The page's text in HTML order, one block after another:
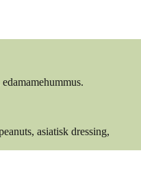
asiatisk dressing,